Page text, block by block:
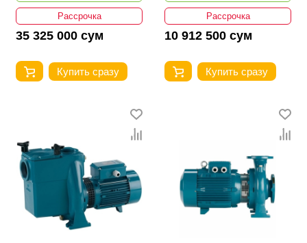
Рассрочка
35 325 000 сум
Купить сразу
Рассрочка
10 912 500 сум
Купить сразу